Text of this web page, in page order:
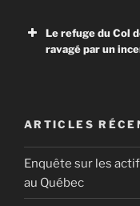
Le refuge du Col
ravagé par un
ARTICLES
Enquête sur les
au Québec